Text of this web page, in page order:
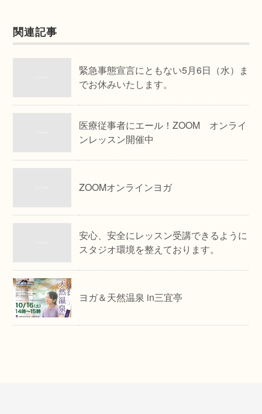
関連記事
緊急事態宣言にともない5月6日（水）ま
でお休みいたします。
医療従事者にエール！ZOOM オンライ
ンレッスン開催中
ZOOMオンラインヨガ
安心、安全にレッスン受講できるように
スタジオ環境を整えております。
ヨガ＆天然温泉 in三宜亭